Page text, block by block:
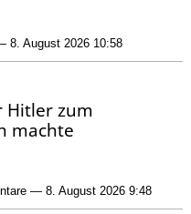
8. August 2026 10:58
Hitler zum
machte
— 8. August 2026 9:48